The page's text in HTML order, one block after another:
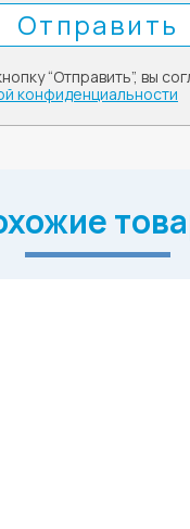
“Отправить”, вы
конфиденциальности